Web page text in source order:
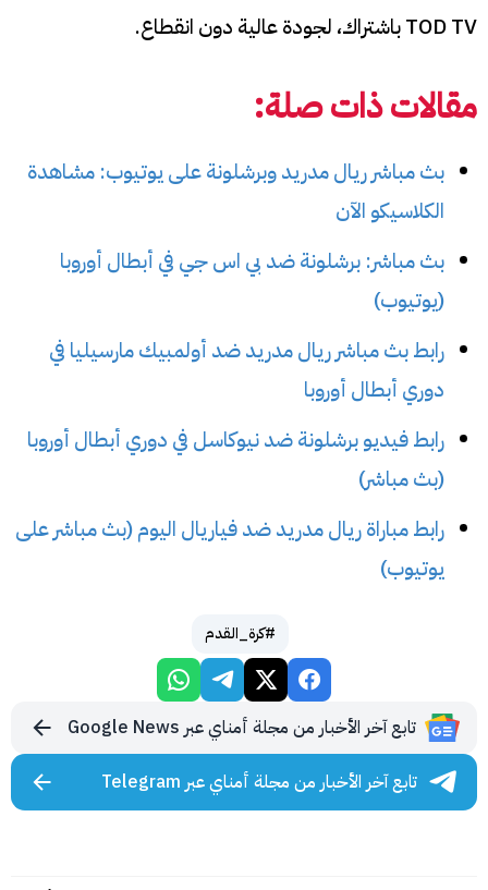
TOD TV باشتراك، لجودة عالية دون انقطاع.
مقالات ذات صلة:
بث مباشر ريال مدريد وبرشلونة على يوتيوب: مشاهدة
الكلاسيكو الآن
بث مباشر: برشلونة ضد بي اس جي في أبطال أوروبا
(يوتيوب)
رابط بث مباشر ريال مدريد ضد أولمبيك مارسيليا في
دوري أبطال أوروبا
رابط فيديو برشلونة ضد نيوكاسل في دوري أبطال أوروبا
(بث مباشر)
رابط مباراة ريال مدريد ضد فياريال اليوم (بث مباشر على
يوتيوب)
#كرة_القدم
تابع آخر الأخبار من مجلة أمناي عبر Google News
تابع آخر الأخبار من مجلة أمناي عبر Telegram